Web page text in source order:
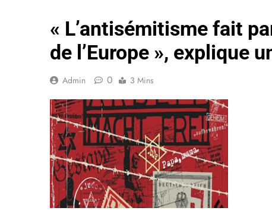
« L’antisémitisme fait
de l’Europe », explique
Admin 0 3 Mins